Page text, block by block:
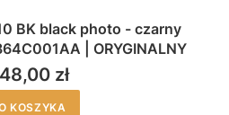
BK black photo - czarny
| ORYGINALNY
zł
KOSZYKA